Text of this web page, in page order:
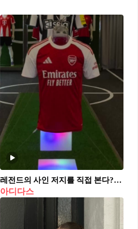
레전드의 사인 저지를 직접 본다?! 지금 한남동에선 아디다스 오리지널스와 퍼포먼스의 정면 승부🔥 서울 한남동에 시즌별 체험형 팝업 스토어 ‘아디다스 한남’ 오픈 ‘스포츠와 패션이 만나는 공간’. 아디다스는 서울 한남동에 브랜드의 두 축인 오리지널스와 스포츠 퍼포먼스를 이원화한 팝업 스토어 ‘아디다스 한남’을 10월 12일까지 운영합니다. 대사관과 갤러리들이 즐비한 이국적인 분위기의 거리 위에서 아디다스는 공간 그 자체를 브랜드의 메시지로 삼았습니다. 두 개의 마주 선 건물은 각각 오리지널스와 스포츠 퍼포먼스를 상징하는데요. 블랙과 실버 파사드가 뚜렷한 대비를 이루며, 오리지널스 매장은 거칠고 미래적인 무드를, 퍼포먼스 매장은 스타디움 같은 압도적인 분위기를 자아냅니다. 이 팝업은 시즌별 몰입형 캠페인도 함께 운영됩니다. 7~8월은 풋볼, 9월은 러닝을 주제로 레전드 선수 친필 사인 저지 전시, 저지 커스터마이징, 웰컴 기프트, 무료 셀피 인화 등 관람과 참여가 동시에 가능한 이벤트가 다채롭게 구성돼 있습니다. #아디다스 #아디다스팝업 #퍼포먼스 #오리지널스 #한남동 영상: 패션앤스타일, 아디다스 @adidaskr
아디다스